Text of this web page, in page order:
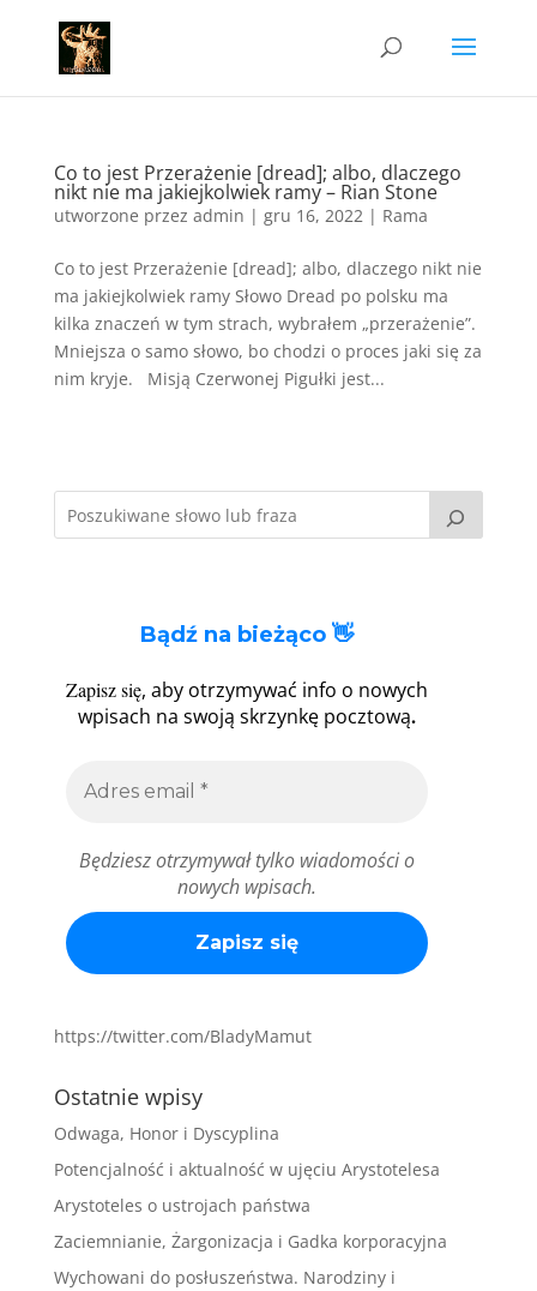
Co to jest Przerażenie [dread]; albo, dlaczego
nikt nie ma jakiejkolwiek ramy – Rian Stone
utworzone przez admin | gru 16, 2022| Rama
Co to jest Przerażenie [dread]; albo, dlaczego nikt nie
ma jakiejkolwiek ramy Słowo Dread po polsku ma
kilka znaczeń w tym strach, wybrałem „przerażenie”.
Mniejsza o samo słowo, bo chodzi o proces jaki się za
nim kryje. Misją Czerwonej Pigułki jest...
Bądź na bieżąco 👋
Zapisz się, aby otrzymywać info o nowych
wpisach na swoją skrzynkę pocztową.
Będziesz otrzymywał tylko wiadomości o
nowych wpisach.
https://twitter.com/BladyMamut
Ostatnie wpisy
Odwaga, Honor i Dyscyplina
Potencjalność i aktualność w ujęciu Arystotelesa
Arystoteles o ustrojach państwa
Zaciemnianie, Żargonizacja i Gadka korporacyjna
Wychowani do posłuszeństwa. Narodziny i